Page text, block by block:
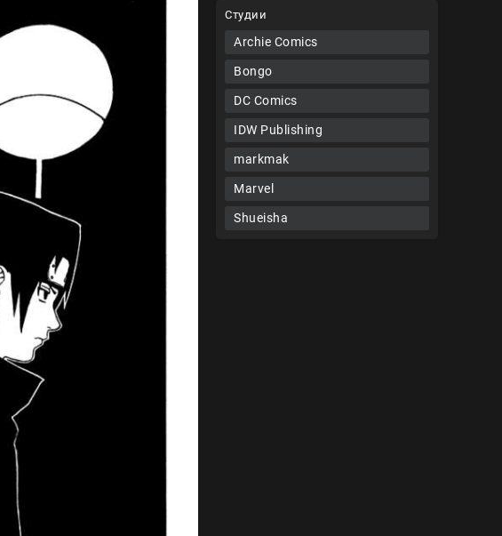
Студии
Archie Comics
Bongo
DC Comics
IDW Publishing
markmak
Marvel
Shueisha